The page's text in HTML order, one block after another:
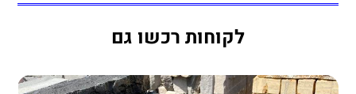
לקוחות רכשו גם